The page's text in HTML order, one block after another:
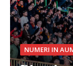
NUMERI IN